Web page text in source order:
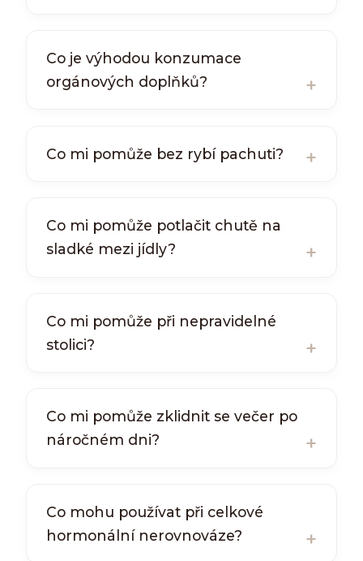
Co je výhodou konzumace
orgánových doplňků?
Co mi pomůže bez rybí pachuti?
Co mi pomůže potlačit chutě na
sladké mezi jídly?
Co mi pomůže při nepravidelné
stolici?
Co mi pomůže zklidnit se večer po
náročném dni?
Co mohu používat při celkové
hormonální nerovnováze?